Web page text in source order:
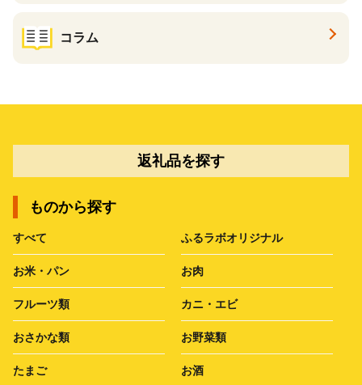
コラム
返礼品を探す
ものから探す
すべて ふるラボオリジナル
お米・パン お肉
フルーツ類 カニ・エビ
おさかな類 お野菜類
たまご お酒